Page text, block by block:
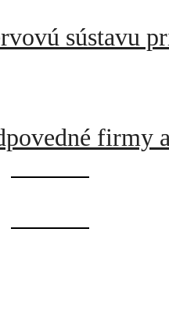
sústavu
firmy